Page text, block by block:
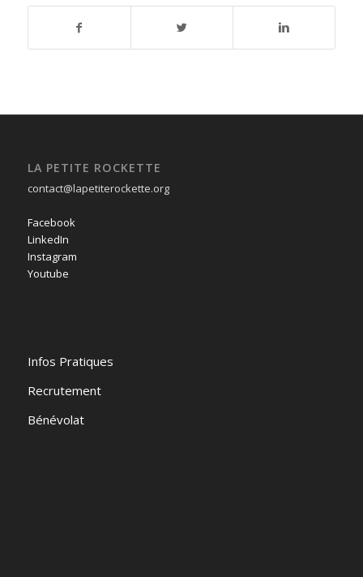
LA PETITE ROCKETTE
contact@lapetiterockette.org
Facebook
LinkedIn
Instagram
Youtube
Infos Pratiques
Recrutement
Bénévolat